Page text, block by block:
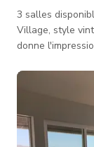
3 salles
Village, style
donne
et leçons de
pour une
proximité, à
accessible par
côté du restaura